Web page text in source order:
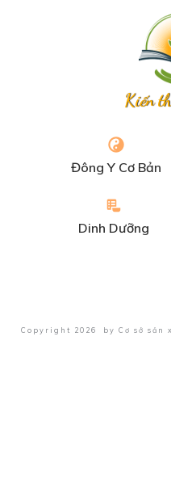
Kiến
Đông Y Cơ Bản
Dinh Dưỡng
Copyright 2026 by Cơ sở sản